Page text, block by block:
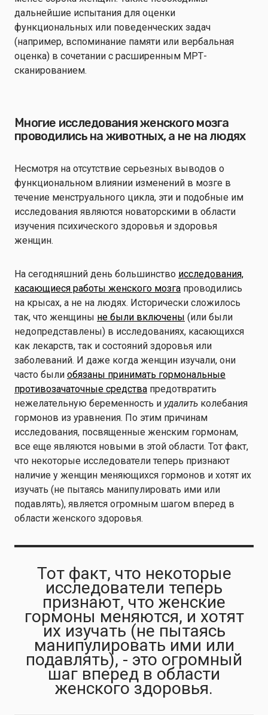
дальнейшие испытания для оценки
функциональных или поведенческих задач
(например, вспоминание памяти или вербальная
оценка) в сочетании с расширенным МРТ-
сканированием.
Многие исследования женского мозга
проводились на животных, а не на людях
Несмотря на отсутствие серьезных выводов о
функциональном влиянии изменений в мозге в
течение менструального цикла, эти и подобные им
исследования являются новаторскими в области
изучения психического здоровья и здоровья
женщин.
На сегодняшний день большинство исследования,
касающиеся работы женского мозга проводились
на крысах, а не на людях. Исторически сложилось
так, что женщины не были включены (или были
недопредставлены) в исследованиях, касающихся
как лекарств, так и состояний здоровья или
заболеваний. И даже когда женщин изучали, они
часто были обязаны принимать гормональные
противозачаточные средства предотвратить
нежелательную беременность и удалить колебания
гормонов из уравнения. По этим причинам
исследования, посвященные женским гормонам,
все еще являются новыми в этой области. Тот факт,
что некоторые исследователи теперь признают
наличие у женщин меняющихся гормонов и хотят их
изучать (не пытаясь манипулировать ими или
подавлять), является огромным шагом вперед в
области женского здоровья.
Тот факт, что некоторые
исследователи теперь
признают, что женские
гормоны меняются, и хотят
их изучать (не пытаясь
манипулировать ими или
подавлять), - это огромный
шаг вперед в области
женского здоровья.